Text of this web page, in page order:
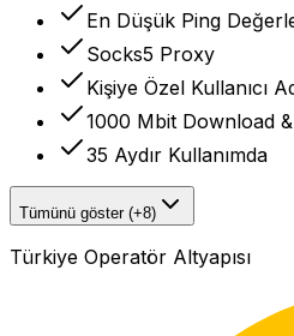
En Düşük Ping
Socks5 Proxy
Kişiye Özel Kullanıcı
1000 Mbit Download
35 Aydır Kullanımda
Tümünü göster (+8)
Türkiye Operatör Altyapısı